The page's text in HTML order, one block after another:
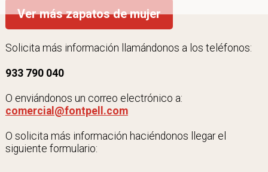
Ver más zapatos de mujer
Solicita más información llamándonos a los teléfonos:
933 790 040
O enviándonos un correo electrónico a:
comercial@fontpell.com
O solicita más información haciéndonos llegar el
siguiente formulario: